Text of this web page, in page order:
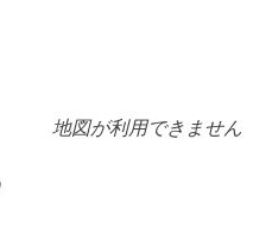
地図が利用できません